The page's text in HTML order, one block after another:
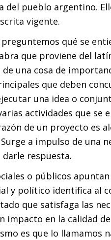
del pueblo argentino.
vigente.
preguntemos qué se
que proviene del
de una cosa de
que deben
una idea o
actividades que se
de un proyecto es
a impulso de una
respuesta.
o públicos
y político identifica al
que satisfaga las
impacto en la calidad
es que lo llamamos